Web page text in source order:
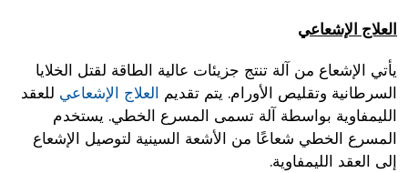
العلاج الإشعاعي
يأتي الإشعاع من آلة تنتج جزيئات عالية الطاقة لقتل الخلايا
السرطانية وتقليص الأورام. يتم تقديم العلاج الإشعاعي للعقد
الليمفاوية بواسطة آلة تسمى المسرع الخطي. يستخدم
المسرع الخطي شعاعًا من الأشعة السينية لتوصيل الإشعاع
إلى العقد الليمفاوية.